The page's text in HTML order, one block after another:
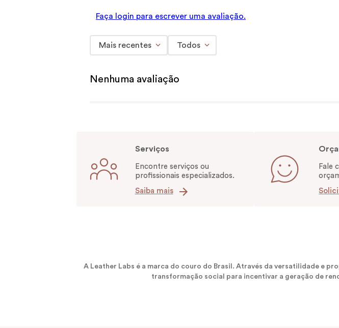
Faça login para escrever uma avaliação.
Mais recentes Todos
Nenhuma avaliação
Serviços
Encontre serviços ou
profissionais especializados.
Saiba mais
Fale
A Leather Labs é a marca do couro do Brasil. Através da versatilidade e
transformação social para incentivar a geração de